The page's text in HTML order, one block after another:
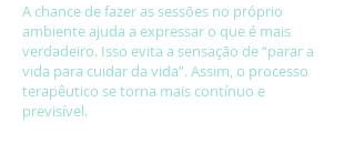
A chance de fazer as sessões no próprio
ambiente ajuda a expressar o que é mais
verdadeiro. Isso evita a sensação de “parar a
vida para cuidar da vida”. Assim, o processo
terapêutico se torna mais contínuo e
previsível.